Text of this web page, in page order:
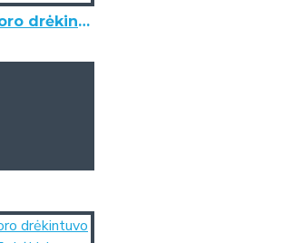
Adiabatinio oro drėkintuvo HUMON H250 drėkinimo korys